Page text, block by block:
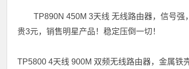
TP890N 450M 3天线 无线路由器，信号
贵3元，销售明星产品！稳定压倒一切！
TP5800 4天线 900M 双频无线路由器，金属铁